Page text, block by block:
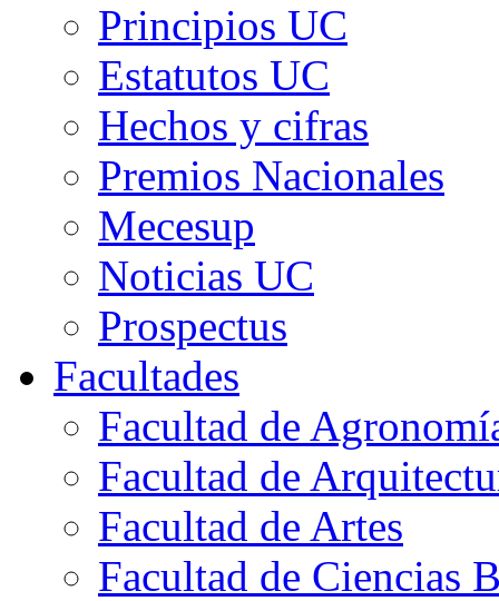
Principios UC
Estatutos UC
Hechos y cifras
Premios Nacionales
Mecesup
Noticias UC
Prospectus
Facultades
Facultad de
Facultad de
Facultad de Artes
Facultad de Ciencias